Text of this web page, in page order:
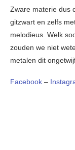
Zware materie dus
gitzwart en zelfs
melodieus. Welk
zouden we niet
metalen dit
Facebook –